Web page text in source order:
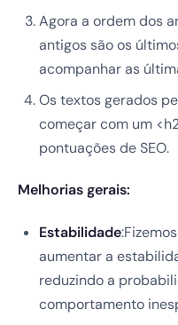
Agora a ordem dos
antigos são os
acompanhar as
Os textos gerados
começar com um
pontuações de SEO.
Melhorias gerais:
Estabilidade
aumentar a
reduzindo a
comportamento